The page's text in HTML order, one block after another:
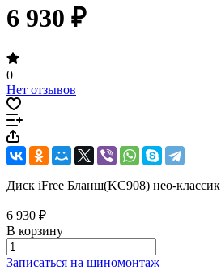
6 930 ₽
0
Нет отзывов
Диск iFree Бланш(KC908) нео-классик
6 930 ₽
В корзину
Записаться на шиномонтаж